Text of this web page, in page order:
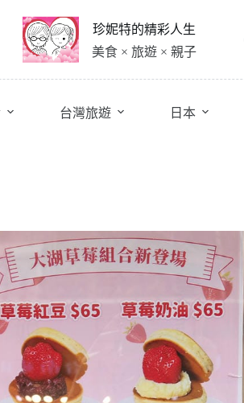
珍妮特的精彩人生
美食 × 旅遊 × 親子
台灣旅遊 日本